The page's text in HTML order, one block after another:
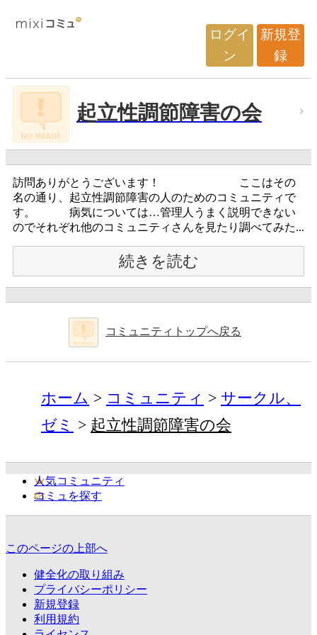
ログイ
ン
新規登
録
起立性調節障害の会
訪問ありがとうございます！ ここはその
名の通り、起立性調節障害の人のためのコミュニティで
す。 病気については…管理人うまく説明できない
のでそれぞれ他のコミュニティさんを見たり調べてみた...
続きを読む
コミュニティトップへ戻る
ホーム コミュニティ
サークル、
ゼミ
起立性調節障害の会
人気コミュニティ
コミュを探す
このページの上部へ
健全化の取り組み
プライバシーポリシー
新規登録
利用規約